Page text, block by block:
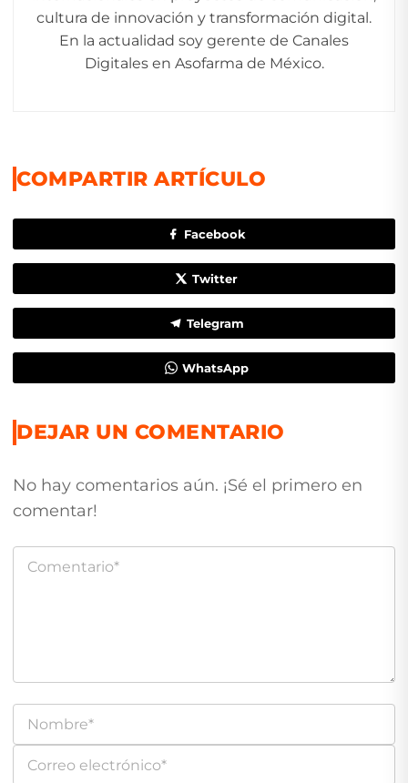
cultura de innovación y transformación digital.
En la actualidad soy gerente de Canales
Digitales en Asofarma de México.
COMPARTIR ARTÍCULO
Facebook
Twitter
Telegram
WhatsApp
DEJAR UN COMENTARIO
No hay comentarios aún. ¡Sé el primero en
comentar!